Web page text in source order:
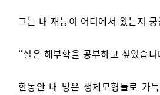
그는 내 재능이 어디에서 왔는지
“실은 해부학을 공부하고 싶었습니
한동안 내 방은 생체모형들로 가